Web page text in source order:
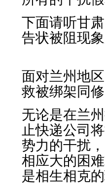
下面请听甘
告状被阻现
面对兰州地
救被绑架同
无论是在兰
止快递公司
势力的干扰
相应大的困
是相生相克